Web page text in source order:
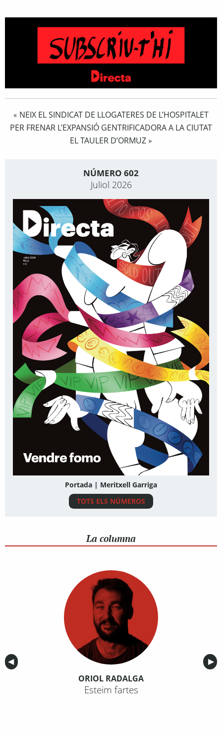
« NEIX EL SINDICAT DE LLOGATERES DE L’HOSPITALET
PER FRENAR L’EXPANSIÓ GENTRIFICADORA A LA CIUTAT
EL TAULER D’ORMUZ »
NÚMERO 602
Juliol 2026
Portada | Meritxell Garriga
TOTS ELS NÚMEROS
La columna
Anterior
◀︎ ▶︎
ORIOL RADALGA
Esteim fartes